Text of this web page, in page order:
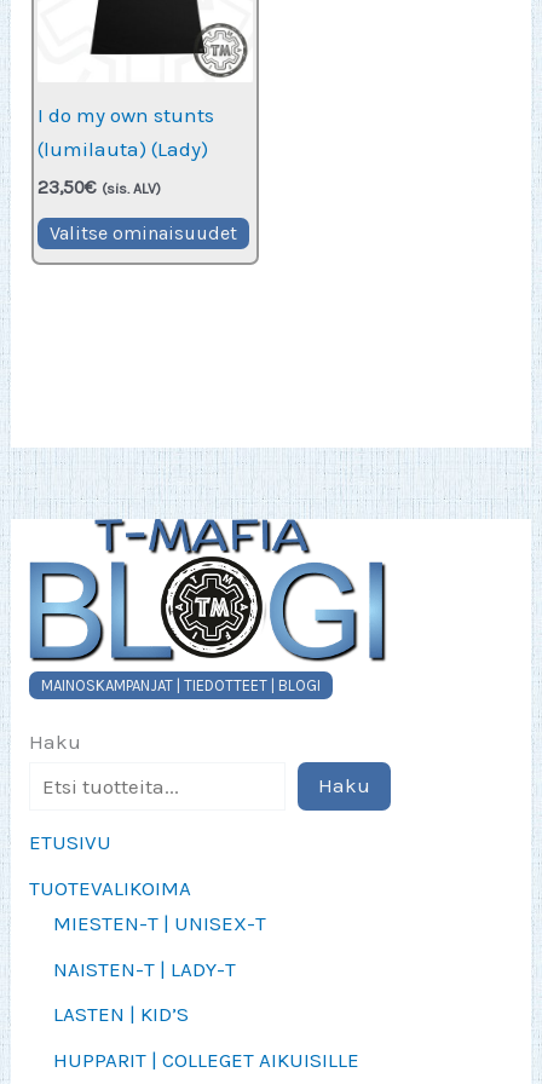
MAINOSKAMPANJAT | TIEDOTTEET | BLOGI
Haku
Haku
ETUSIVU
TUOTEVALIKOIMA
MIESTEN-T | UNISEX-T
NAISTEN-T | LADY-T
LASTEN | KID’S
HUPPARIT | COLLEGET AIKUISILLE
I do my own stunts
(lumilauta) (Lady)
23,50€ (sis. ALV)
Valitse ominaisuudet Tällä
tuotteella
valinnat
tuotteen
sivulla.